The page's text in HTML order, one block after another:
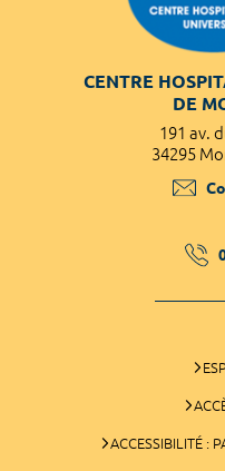
CENTRE
DE
191 av.
34295
ACCESSIBILITÉ :